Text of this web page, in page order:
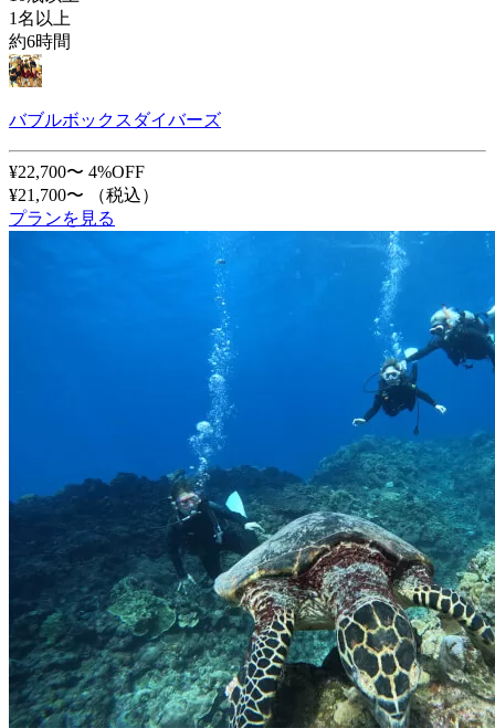
1名以上
約6時間
バブルボックスダイバーズ
¥22,700〜 4%OFF
¥21,700〜
（税込）
プランを見る